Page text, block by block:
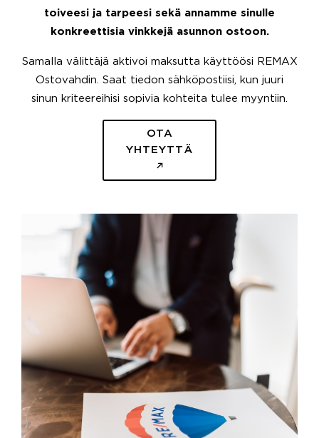
toiveesi ja tarpeesi sekä annamme sinulle
konkreettisia vinkkejä asunnon ostoon.
Samalla välittäjä aktivoi maksutta käyttöösi REMAX
Ostovahdin. Saat tiedon sähköpostiisi, kun juuri
sinun kriteereihisi sopivia kohteita tulee myyntiin.
OTA
YHTEYTTÄ